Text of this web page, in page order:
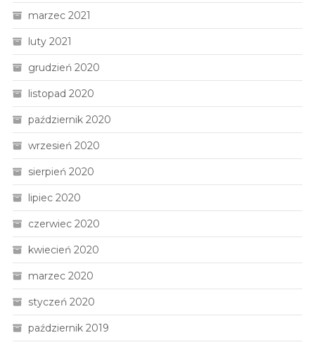
marzec 2021
luty 2021
grudzień 2020
listopad 2020
październik 2020
wrzesień 2020
sierpień 2020
lipiec 2020
czerwiec 2020
kwiecień 2020
marzec 2020
styczeń 2020
październik 2019